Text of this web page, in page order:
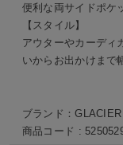
便利な両サイドポケ
【スタイル】
アウターやカーディ
いからお出かけまで
ブランド：GLACIER
商品コード :